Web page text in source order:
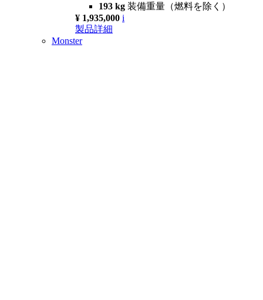
193 kg 装備重量（燃料を除く）
¥ 1,935,000 i
製品詳細
Monster